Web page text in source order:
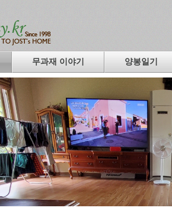
무과재 이야기 양봉일기